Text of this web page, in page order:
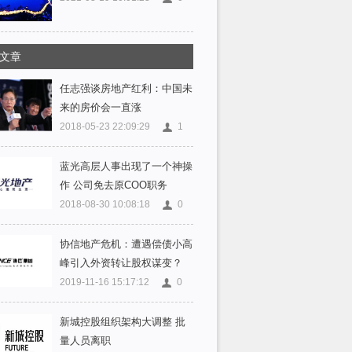
章
任志强谈房地产红利：中国未
来的房价会一直涨
2018-05-23 22:09:29 1
蓝光高层人事出现了一个神操
作 公司免去原COO职务
2018-08-30 10:08:18 0
协信地产危机：遭遇偿债小高
峰引入外资转让股权谋变？
2019-11-16 15:17:12 0
新城控股组织架构大调整 批
量人员离职